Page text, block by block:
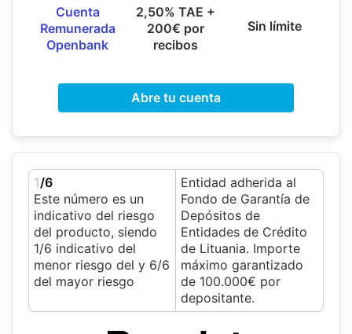
Cuenta
Remunerada
Openbank
2,50% TAE +
200€ por
recibos
Sin límite
Abre tu cuenta
1/6
Este número es un
indicativo del riesgo
del producto, siendo
1/6 indicativo del
menor riesgo del y 6/6
del mayor riesgo
Entidad adherida al
Fondo de Garantía de
Depósitos de
Entidades de Crédito
de Lituania. Importe
máximo garantizado
de 100.000€ por
depositante.